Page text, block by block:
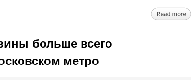
больше всего
метро